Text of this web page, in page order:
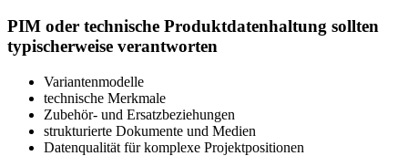
PIM oder technische Produktdatenhaltung sollten
typischerweise verantworten
Variantenmodelle
technische Merkmale
Zubehör- und Ersatzbeziehungen
strukturierte Dokumente und Medien
Datenqualität für komplexe Projektpositionen